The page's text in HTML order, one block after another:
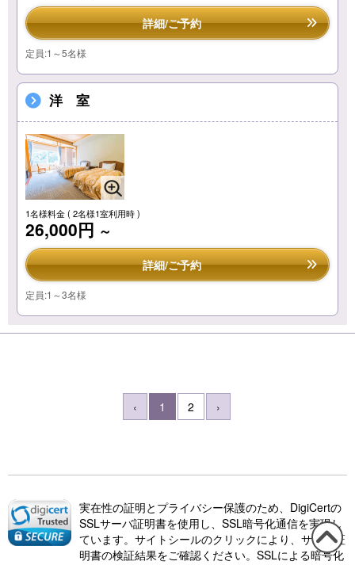
詳細/ご予約
定員:1～5名様
洋 室
1名様料金( 2名様1室利用時 )
26,000円 ～
詳細/ご予約
定員:1～3名様
‹ 1 2 ›
この
実在性の証明とプライバシー保護のため、DigiCertの
SSLサーバ証明書を使用し、SSL暗号化通信を実現し
ています。サイトシールのクリックにより、サーバ証
明書の検証結果をご確認ください。SSLによる暗号化